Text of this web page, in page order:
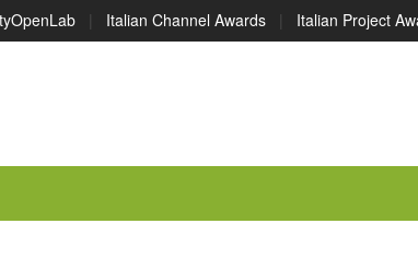
| Italian Channel Awards | Italian Project